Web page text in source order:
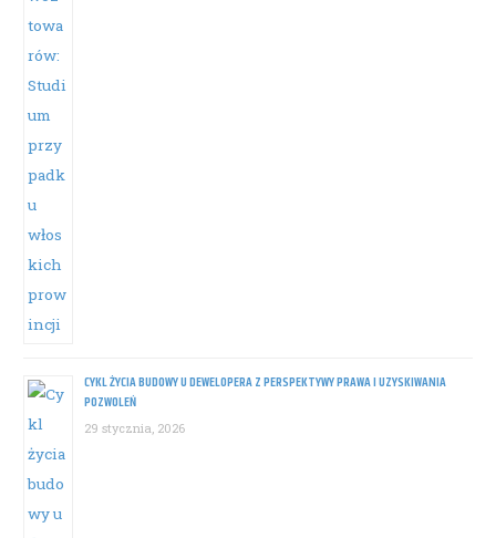
CYKL ŻYCIA BUDOWY U DEWELOPERA Z PERSPEKTYWY PRAWA I UZYSKIWANIA
POZWOLEŃ
29 stycznia, 2026